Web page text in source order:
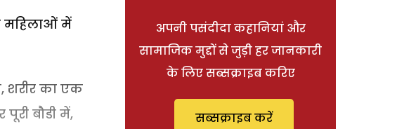
महिलाओं में
शरीर का एक
बौडी में,
अपनी पसंदीदा कहानियां और
सामाजिक मुद्दों से जुड़ी हर जानकारी
के लिए सब्सक्राइब करिए
सब्सक्राइब करें